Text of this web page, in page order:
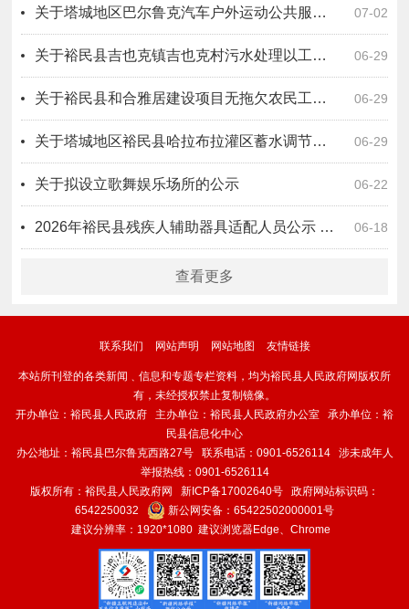
07-02
关于塔城地区巴尔鲁克汽车户外运动公共服务设施项目EPC工程总承包无拖欠农民工工资情况公示
06-29
关于裕民县吉也克镇吉也克村污水处理以工代赈项目无拖欠农民工工资情况公示
06-29
关于裕民县和合雅居建设项目无拖欠农民工工资情况公示
06-29
关于塔城地区裕民县哈拉布拉灌区蓄水调节池工程设计采购施工总承包无拖欠农民工工资情况公示
06-22
关于拟设立歌舞娱乐场所的公示
06-18
2026年裕民县残疾人辅助器具适配人员公示 （第二批）
查看更多
联系我们 网站声明 网站地图 友情链接
本站所刊登的各类新闻﹑信息和专题专栏资料，均为裕民县人民政府网版权所
有，未经授权禁止复制镜像。
开办单位：裕民县人民政府 主办单位：裕民县人民政府办公室 承办单位：裕
民县信息化中心
办公地址：裕民县巴尔鲁克西路27号 联系电话：0901-6526114 涉未成年人
举报热线：0901-6526114
版权所有：裕民县人民政府网 新ICP备17002640号 政府网站标识码：
6542250032
新公网安备： 65422502000001号
建议分辨率：1920*1080 建议浏览器Edge、Chrome